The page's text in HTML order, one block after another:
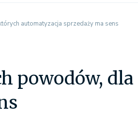
automatyzacja sprzedaży ma sens
powodów,